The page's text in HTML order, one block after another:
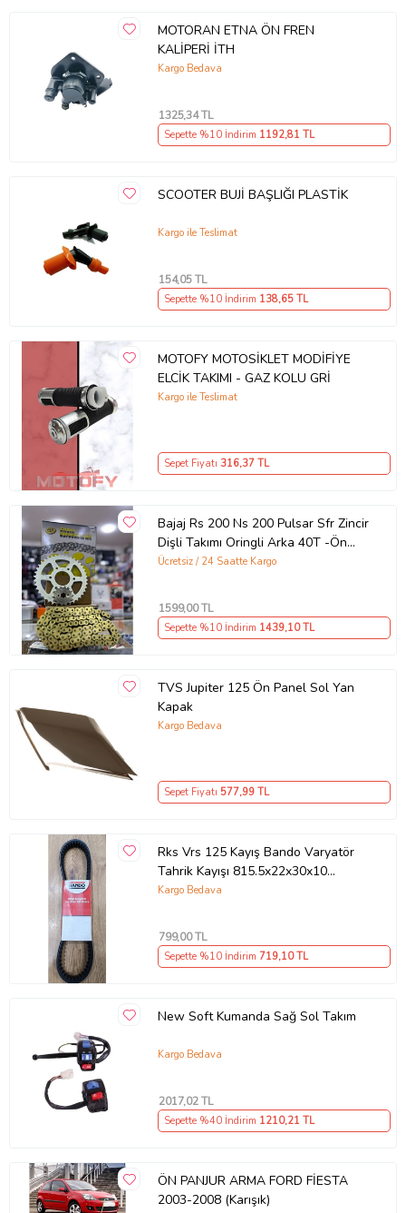
MOTORAN ETNA ÖN FREN
KALİPERİ İTH
Kargo Bedava
1325,34 TL
Sepette %10 İndirim 1192,81 TL
SCOOTER BUJİ BAŞLIĞI PLASTİK
Kargo ile Teslimat
154,05 TL
Sepette %10 İndirim 138,65 TL
MOTOFY MOTOSİKLET MODİFİYE
ELCİK TAKIMI - GAZ KOLU GRİ
Kargo ile Teslimat
Sepet Fiyatı 316,37 TL
Bajaj Rs 200 Ns 200 Pulsar Sfr Zincir
Dişli Takımı Oringli Arka 40T -Ön
14T 108 Bakla Supermto
Ücretsiz / 24 Saatte Kargo
1599,00 TL
Sepette %10 İndirim 1439,10 TL
TVS Jupiter 125 Ön Panel Sol Yan
Kapak
Kargo Bedava
Sepet Fiyatı 577,99 TL
Rks Vrs 125 Kayış Bando Varyatör
Tahrik Kayışı 815.5x22x30x10
Supermoto
Kargo Bedava
799,00 TL
Sepette %10 İndirim 719,10 TL
New Soft Kumanda Sağ Sol Takım
Kargo Bedava
2017,02 TL
Sepette %40 İndirim 1210,21 TL
ÖN PANJUR ARMA FORD FİESTA
2003-2008 (Karışık)